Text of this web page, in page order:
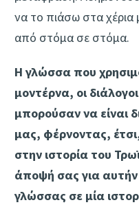
να το πιάσω στα χέρια
από στόμα σε στόμα.
Η γλώσσα που
μοντέρνα, οι
μπορούσαν να είναι
μας, φέρνοντας,
στην ιστορία του
άποψή σας για αυτήν
γλώσσας σε μία